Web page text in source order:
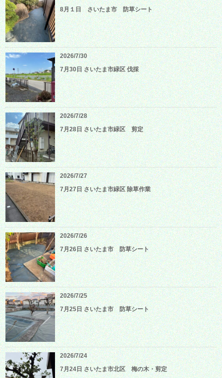
8月１日 さいたま市 防草シート
2026/7/30
7月30日 さいたま市緑区 伐採
2026/7/28
7月28日 さいたま市緑区 剪定
2026/7/27
7月27日 さいたま市緑区 除草作業
2026/7/26
7月26日 さいたま市 防草シート
2026/7/25
7月25日 さいたま市 防草シート
2026/7/24
7月24日 さいたま市北区 梅の木・剪定